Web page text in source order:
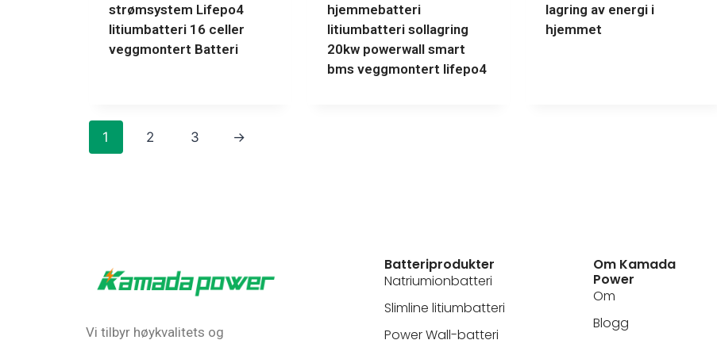
strømsystem Lifepo4
litiumbatteri 16 celler
veggmontert Batteri
hjemmebatteri
litiumbatteri sollagring
20kw powerwall smart
bms veggmontert lifepo4
lagring av energi i
hjemmet
1 2 3 →
Vi tilbyr høykvalitets og
Batteriprodukter
Natriumionbatteri
Slimline litiumbatteri
Power Wall-batteri
Om Kamada
Power
Om
Blogg